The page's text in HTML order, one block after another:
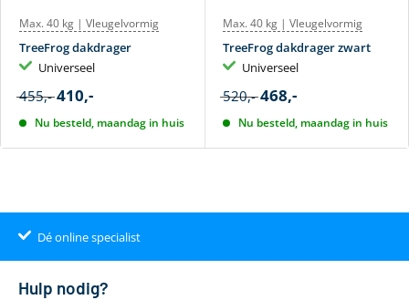
Max. 40 kg | Vleugelvormig
TreeFrog dakdrager
Universeel
455,- 410,-
Nu besteld, maandag in huis
Max. 40 kg | Vleugelvormig
TreeFrog dakdrager zwart
Universeel
520,- 468,-
Nu besteld, maandag in huis
22.00uur
Dé online specialist
Klantenbeoordeling 9.4
Hulp nodig?